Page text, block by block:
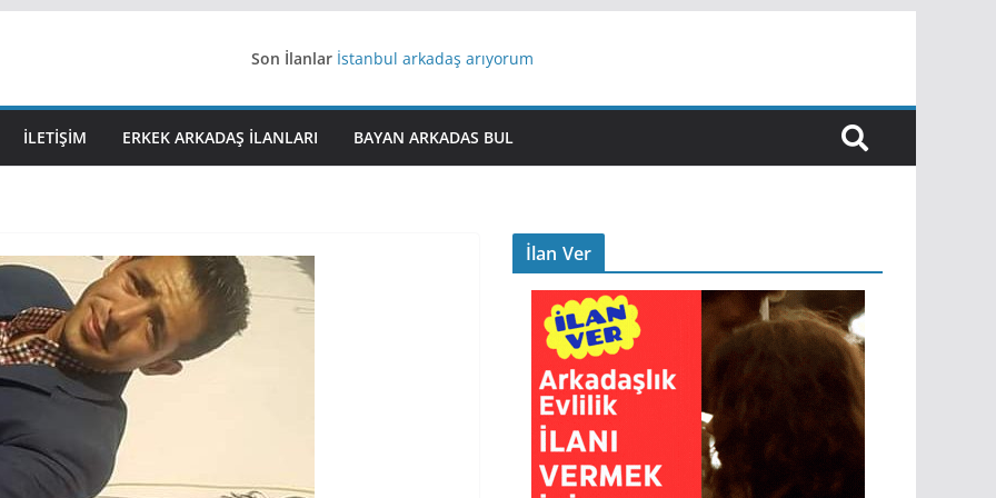
Son İlanlar İstanbul arkadaş arıyorum
Yeni Bir Aşk Lazım
iş arayanlara iş
İLETIŞIM ERKEK ARKADAŞ ILANLARI BAYAN ARKADAS BUL
İlan Ver